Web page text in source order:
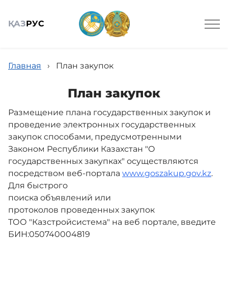
ҚАЗРУС
Общие сведения
Технический надзор
Государственные закупки
Новости
Главная › План закупок
План закупок
Размещение плана государственных закупок и
проведение электронных государственных
закупок способами, предусмотренными
Законом Республики Казахстан "О
государственных закупках" осуществляются
посредством веб-портала www.goszakup.gov.kz.
Для быстрого
поиска объявлений или
протоколов проведенных закупок
ТОО "Казстройсистема" на веб портале, введите
БИН:050740004819